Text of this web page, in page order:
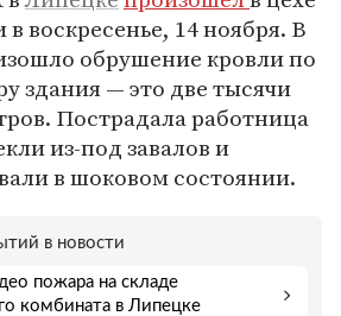
в воскресенье, 14 ноября. В
обрушение кровли по
здания — это две тысячи
Пострадала работница
из-под завалов и
в шоковом состоянии.
в новости
пожара на складе
комбината в Липецке